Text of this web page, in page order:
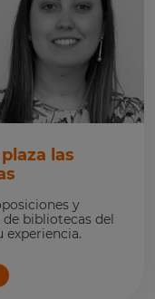
las
y
bibliotecas del
experiencia.